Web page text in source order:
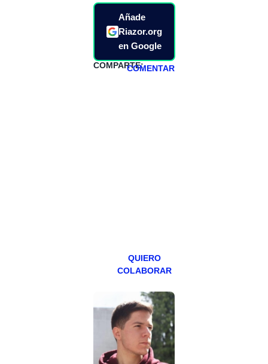
Añade
Riazor.org
en Google
COMPARTE:COMENTAR
QUIERO
COLABORAR